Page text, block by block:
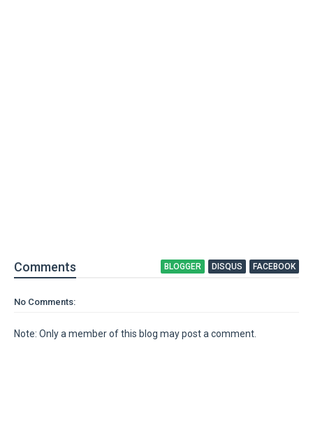
Comments BLOGGER DISQUS FACEBOOK
No Comments:
Note: Only a member of this blog may post a comment.